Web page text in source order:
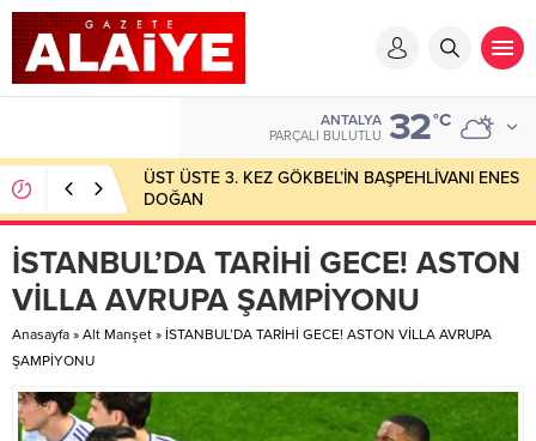
ANTALYA
PARÇALI BULUTLU 32°C
ÜST ÜSTE 3. KEZ GÖKBEL’İN BAŞPEHLİVANI ENES
DOĞAN
İSTANBUL’DA TARİHİ GECE! ASTON
VİLLA AVRUPA ŞAMPİYONU
Anasayfa » Alt Manşet » İSTANBUL’DA TARİHİ GECE! ASTON VİLLA AVRUPA
ŞAMPİYONU